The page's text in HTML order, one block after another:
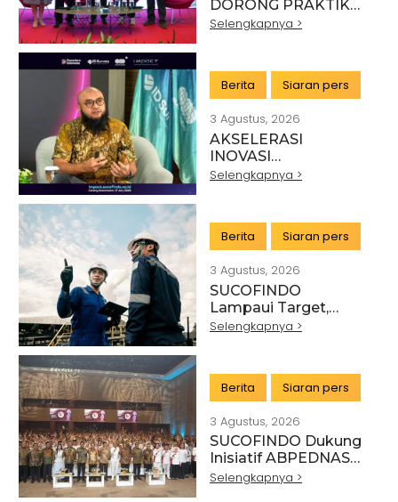
DORONG PRAKTIK
PERTAMBANGAN
Selengkapnya >
Berita Siaran pers
3 Agustus, 2026
AKSELERASI
INOVASI
TEKNOLOGI,
TRANSFORMASI
LAYANAN TIC
TINGGI
Selengkapnya >
Berita Siaran pers
3 Agustus, 2026
SUCOFINDO
Lampaui Target,
RUPS Sahkan Kinerja
Selengkapnya >
Berita Siaran pers
3 Agustus, 2026
SUCOFINDO Dukung
Inisiatif ABPEDNAS
melalui Program
Selengkapnya >
Artikel Pertanian
Kehutanan
Kesehatan
Kelautan dan Perikanan